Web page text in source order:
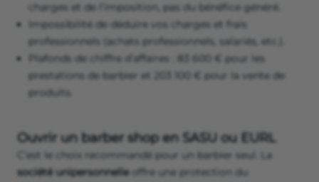
charges et de l’imposition, pas du bénéfice généré.
Impossibilité de déduire vos charges et frais
professionnels (achats professionnels, salariés, etc.).
Plafonds de chiffre d’affaires : 83 600 € pour les
prestations de barbier et 203 100 € pour la vente de
produits.
Ouvrir un barber shop en SASU ou EURL
C’est le choix recommandé pour un barbier seul. La
société unipersonnelle offre une protection du